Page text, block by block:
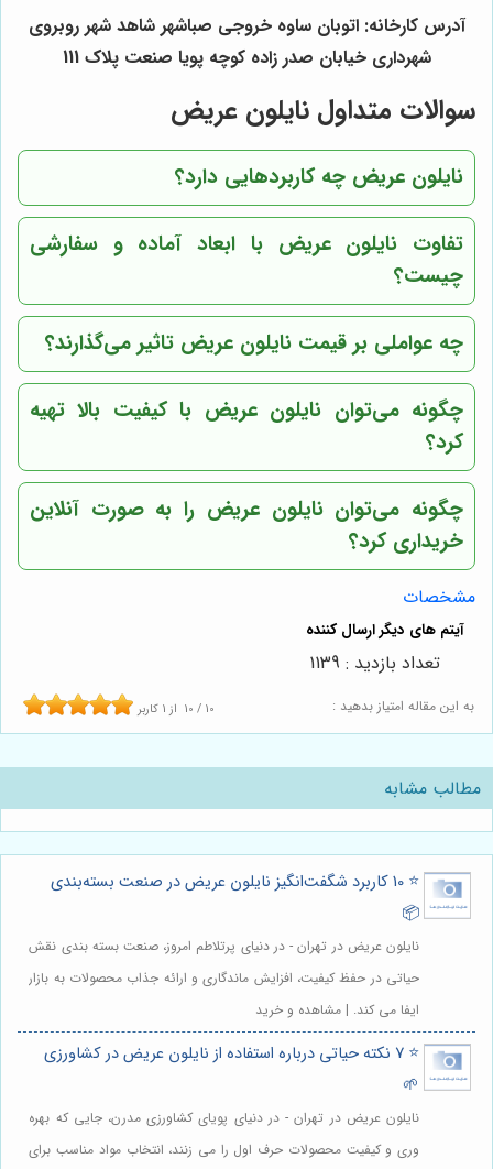
آدرس کارخانه: اتوبان ساوه خروجی صباشهر شاهد شهر روبروی
شهرداری خیابان صدر زاده کوچه پویا صنعت پلاک 111
سوالات متداول نایلون عریض
نایلون عریض چه کاربردهایی دارد؟
تفاوت نایلون عریض با ابعاد آماده و سفارشی
چیست؟
چه عواملی بر قیمت نایلون عریض تاثیر می‌گذارند؟
چگونه می‌توان نایلون عریض با کیفیت بالا تهیه
کرد؟
چگونه می‌توان نایلون عریض را به صورت آنلاین
خریداری کرد؟
مشخصات
به این مقاله امتیاز بدهید : 10 / 10 از 1 کاربر
تعداد بازدید : 1139
مطالب مشابه
⭐️ 10 کاربرد شگفت‌انگیز نایلون عریض در صنعت بسته‌بندی
📦
نایلون عریض در تهران - در دنیای پرتلاطم امروز، صنعت بسته بندی نقش
حیاتی در حفظ کیفیت، افزایش ماندگاری و ارائه جذاب محصولات به بازار
ایفا می کند. | مشاهده و خرید
⭐️ 7 نکته حیاتی درباره استفاده از نایلون عریض در کشاورزی
🌱
نایلون عریض در تهران - در دنیای پویای کشاورزی مدرن، جایی که بهره
وری و کیفیت محصولات حرف اول را می زنند، انتخاب مواد مناسب برای